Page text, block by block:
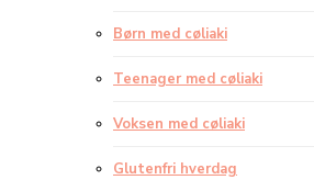
Børn med cøliaki
Teenager med cøliaki
Voksen med cøliaki
Glutenfri hverdag